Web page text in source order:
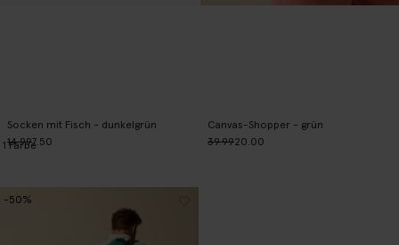
Socken mit Fisch - dunkelgrün
14.997.50
1Farbe
Canvas-Shopper - grün
39.9920.00
-50%